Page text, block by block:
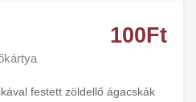
100Ft
festett zöldellő ágacskák